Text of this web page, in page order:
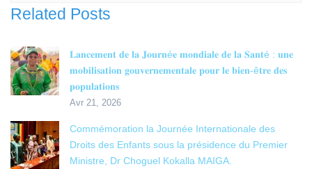
Related Posts
𝐋𝐚𝐧𝐜𝐞𝐦𝐞𝐧𝐭 𝐝𝐞 𝐥𝐚 𝐉𝐨𝐮𝐫𝐧é𝐞 𝐦𝐨𝐧𝐝𝐢𝐚𝐥𝐞 𝐝𝐞 𝐥𝐚 𝐒𝐚𝐧𝐭é : 𝐮𝐧𝐞
𝐦𝐨𝐛𝐢𝐥𝐢𝐬𝐚𝐭𝐢𝐨𝐧 𝐠𝐨𝐮𝐯𝐞𝐫𝐧𝐞𝐦𝐞𝐧𝐭𝐚𝐥𝐞 𝐩𝐨𝐮𝐫 𝐥𝐞 𝐛𝐢𝐞𝐧-ê𝐭𝐫𝐞 𝐝𝐞𝐬
𝐩𝐨𝐩𝐮𝐥𝐚𝐭𝐢𝐨𝐧𝐬
Avr 21, 2026
Commémoration la Journée Internationale des
Droits des Enfants sous la présidence du Premier
Ministre, Dr Choguel Kokalla MAIGA.